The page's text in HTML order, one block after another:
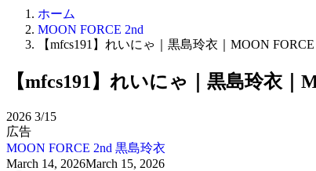
ホーム
MOON FORCE 2nd
【mfcs191】れいにゃ｜黒島玲衣｜MOON FORCE
【mfcs191】れいにゃ｜黒島玲衣｜
2026 3/15
広告
MOON FORCE 2nd 黒島玲衣
March 14, 2026March 15, 2026